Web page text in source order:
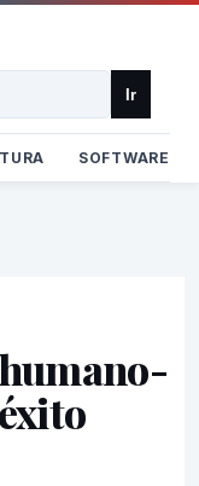
Ir
SOFTWARE